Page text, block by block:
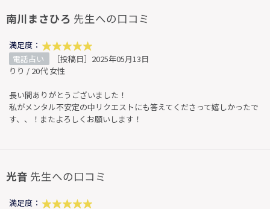
南川まさひろ 先生への口コミ
満足度：
電話占い
［投稿日］2025年05月13日
りり / 20代 女性
長い間ありがとうございました！
私がメンタル不安定の中リクエストにも答えてくださって嬉しかったで
す、、！またよろしくお願いします！
光音 先生への口コミ
満足度：